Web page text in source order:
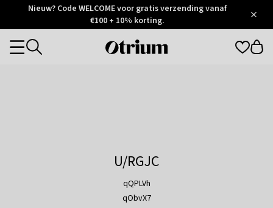
Otrium
Trustpilot
Nieuw? Code WELCOME voor gratis verzending vanaf
€100 + 10% korting.
Otrium
Categories
U/RGJC
qQPLVh
qObvX7